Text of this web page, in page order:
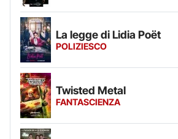
La legge di Lidia Poët
POLIZIESCO
Twisted Metal
FANTASCIENZA